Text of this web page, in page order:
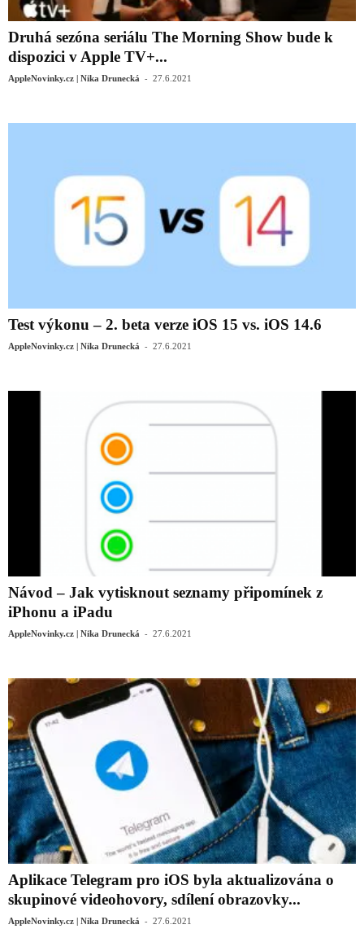
Druhá sezóna seriálu The Morning Show bude k
dispozici v Apple TV+...
AppleNovinky.cz | Nika Drunecká - 27.6.2021
Test výkonu – 2. beta verze iOS 15 vs. iOS 14.6
AppleNovinky.cz | Nika Drunecká - 27.6.2021
Návod – Jak vytisknout seznamy připomínek z
iPhonu a iPadu
AppleNovinky.cz | Nika Drunecká - 27.6.2021
Aplikace Telegram pro iOS byla aktualizována o
skupinové videohovory, sdílení obrazovky...
AppleNovinky.cz | Nika Drunecká - 27.6.2021